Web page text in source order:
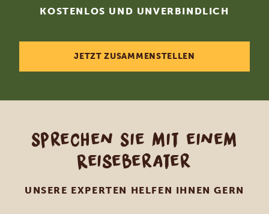
KOSTENLOS UND UNVERBINDLICH
JETZT ZUSAMMENSTELLEN
Sprechen Sie mit einem
Reiseberater
UNSERE EXPERTEN HELFEN IHNEN GERN